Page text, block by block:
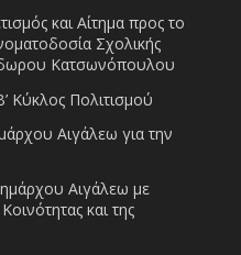
και Αίτημα προς το
Σχολικής
Κατσωνόπουλου
Κύκλος Πολιτισμού
Αιγάλεω για την
Αιγάλεω με
και της